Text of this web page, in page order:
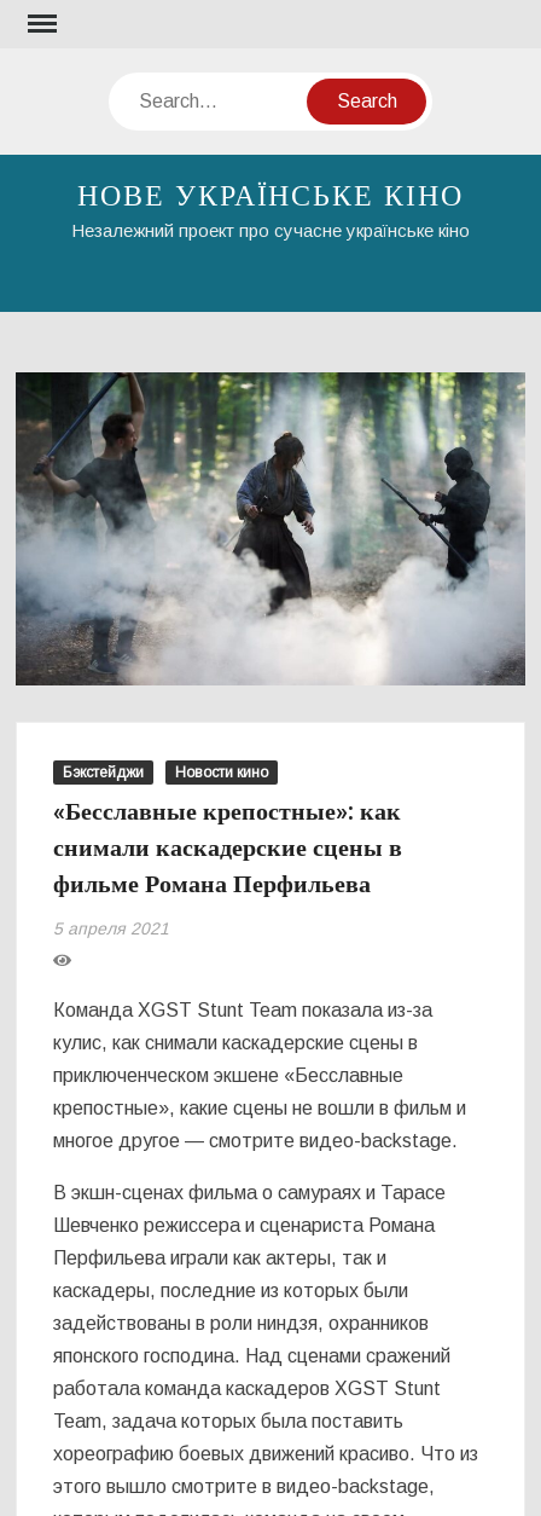
Skip
Search
НОВЕ УКРАЇНСЬКЕ КІНО
Незалежний проект про сучасне українське кіно
Бэкстейджи Новости кино
«Бесславные крепостные»: как
снимали каскадерские сцены в
фильме Романа Перфильева
5 апреля 2021
Команда XGST Stunt Team показала из-за
кулис, как снимали каскадерские сцены в
приключенческом экшене «Бесславные
крепостные», какие сцены не вошли в фильм и
многое другое — смотрите видео-backstage.
В экшн-сценах фильма о самураях и Тарасе
Шевченко режиссера и сценариста Романа
Перфильева играли как актеры, так и
каскадеры, последние из которых были
задействованы в роли ниндзя, охранников
японского господина. Над сценами сражений
работала команда каскадеров XGST Stunt
Team, задача которых была поставить
хореографию боевых движений красиво. Что из
этого вышло смотрите в видео-backstage,